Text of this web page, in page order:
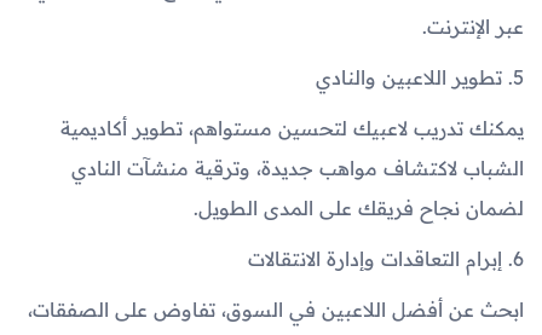
عبر الإنترنت.
5. تطوير اللاعبين والنادي
يمكنك تدريب لاعبيك لتحسين مستواهم، تطوير أكاديمية
الشباب لاكتشاف مواهب جديدة، وترقية منشآت النادي
لضمان نجاح فريقك على المدى الطويل.
6. إبرام التعاقدات وإدارة الانتقالات
ابحث عن أفضل اللاعبين في السوق، تفاوض على الصفقات،